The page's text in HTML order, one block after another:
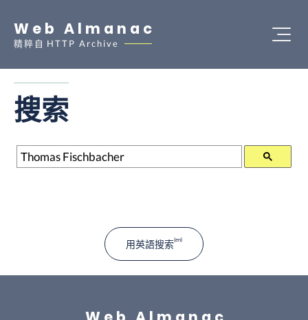
Web Almanac
精粹自 HTTP Archive
搜索
搜索
用英語搜索